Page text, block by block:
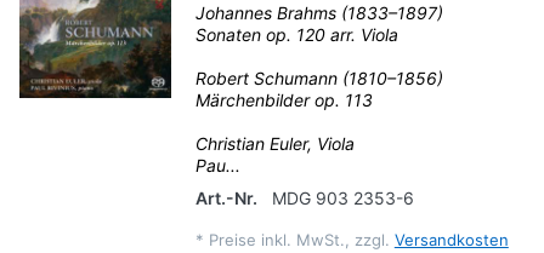
Johannes Brahms (1833–1897)
Sonaten op. 120 arr. Viola
Robert Schumann (1810–1856)
Märchenbilder op. 113
Christian Euler, Viola
Pau...
Art.-Nr.
MDG 903 2353-6
* Preise inkl. MwSt., zzgl. Versandkosten